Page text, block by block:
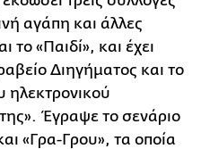
αγάπη και άλλες
το «Παιδί», και έχει
Διηγήματος και το
ηλεκτρονικού
Έγραψε το σενάριο
«Γρα-Γρου», τα οποία